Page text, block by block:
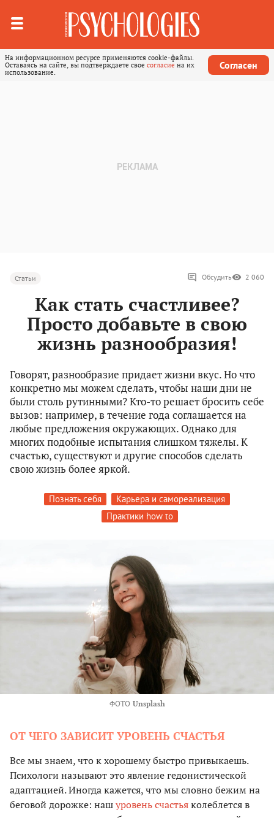
На информационном ресурсе применяются cookie-файлы.
Оставаясь на сайте, вы подтверждаете свое согласие на их
использование.
Согласен
Статьи Обсудить 2 060
Как стать счастливее?
Просто добавьте в свою
жизнь разнообразия!
Говорят, разнообразие придает жизни вкус. Но что
конкретно мы можем сделать, чтобы наши дни не
были столь рутинными? Кто-то решает бросить себе
вызов: например, в течение года соглашается на
любые предложения окружающих. Однако для
многих подобные испытания слишком тяжелы. К
счастью, существуют и другие способов сделать
свою жизнь более яркой.
Познать себя
Карьера и самореализация
Практики how to
ФОТО Unsplash
ОТ ЧЕГО ЗАВИСИТ УРОВЕНЬ СЧАСТЬЯ
Все мы знаем, что к хорошему быстро привыкаешь.
Психологи называют это явление гедонистической
адаптацией. Иногда кажется, что мы словно бежим на
беговой дорожке: нашуровень счастьяколеблется в